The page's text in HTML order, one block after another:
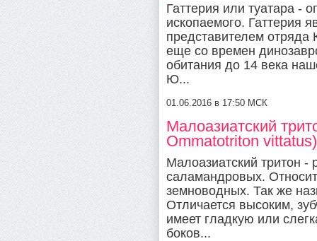
Гаттерия или туатара -
ископаемого. Гаттерия
представителем
еще со времен
обитания до 14 века
Ю...
01.06.2016 в 17:50 МСК
Малоазиатский
Ommatotriton vittatus)
Малоазиатский тритон -
саламандровых.
земноводных. Так же
Отличается высоким,
имеет гладкую или
боков...